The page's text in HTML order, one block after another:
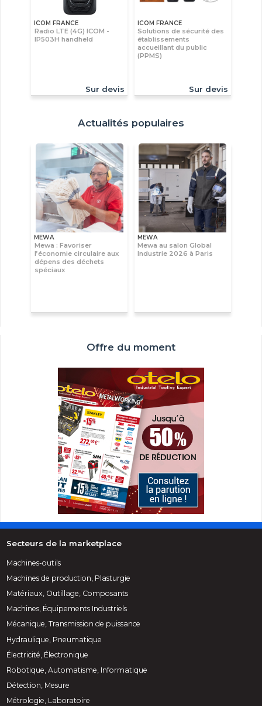
ICOM FRANCE
Radio LTE (4G) ICOM -
IP503H handheld
Sur devis
ICOM FRANCE
Solutions de sécurité des
établissements
accueillant du public
(PPMS)
Sur devis
Actualités populaires
MEWA
Mewa : Favoriser
l’économie circulaire aux
dépens des déchets
spéciaux
MEWA
Mewa au salon Global
Industrie 2026 à Paris
Offre du moment
Secteurs de la marketplace
Machines-outils
Machines de production, Plasturgie
Matériaux, Outillage, Composants
Machines, Équipements Industriels
Mécanique, Transmission de puissance
Hydraulique, Pneumatique
Électricité, Électronique
Robotique, Automatisme, Informatique
Détection, Mesure
Métrologie, Laboratoire